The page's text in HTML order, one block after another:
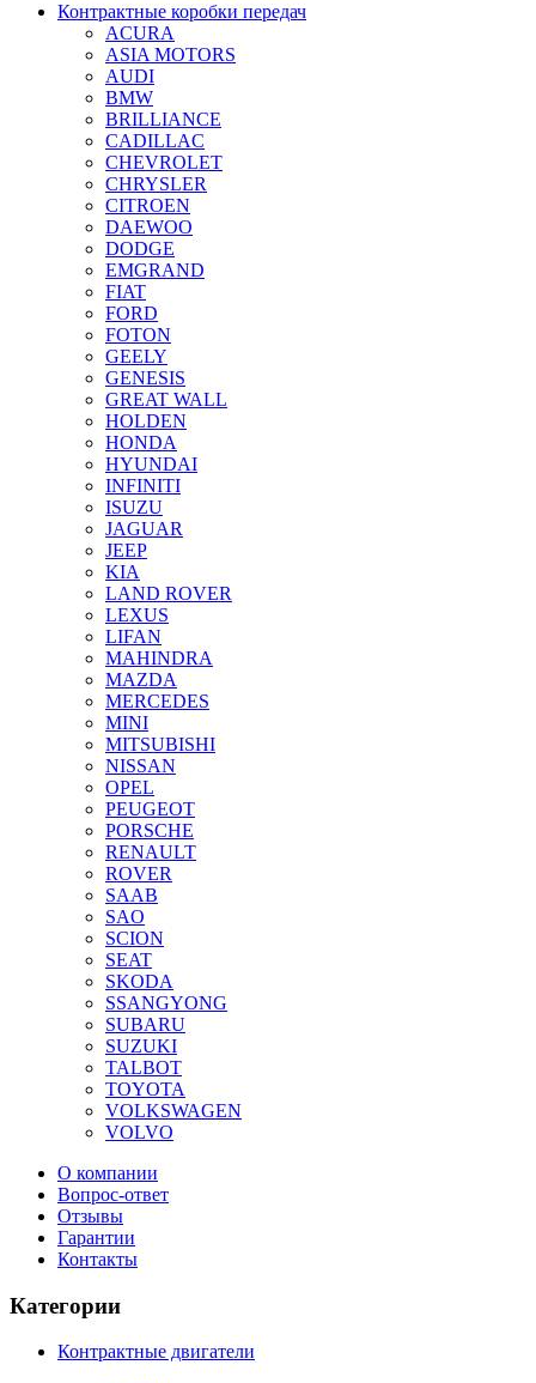
Контрактные коробки передач
ACURA
ASIA MOTORS
AUDI
BMW
BRILLIANCE
CADILLAC
CHEVROLET
CHRYSLER
CITROEN
DAEWOO
DODGE
EMGRAND
FIAT
FORD
FOTON
GEELY
GENESIS
GREAT WALL
HOLDEN
HONDA
HYUNDAI
INFINITI
ISUZU
JAGUAR
JEEP
KIA
LAND ROVER
LEXUS
LIFAN
MAHINDRA
MAZDA
MERCEDES
MINI
MITSUBISHI
NISSAN
OPEL
PEUGEOT
PORSCHE
RENAULT
ROVER
SAAB
SAO
SCION
SEAT
SKODA
SSANGYONG
SUBARU
SUZUKI
TALBOT
TOYOTA
VOLKSWAGEN
VOLVO
О компании
Вопрос-ответ
Отзывы
Гарантии
Контакты
Категории
Контрактные двигатели